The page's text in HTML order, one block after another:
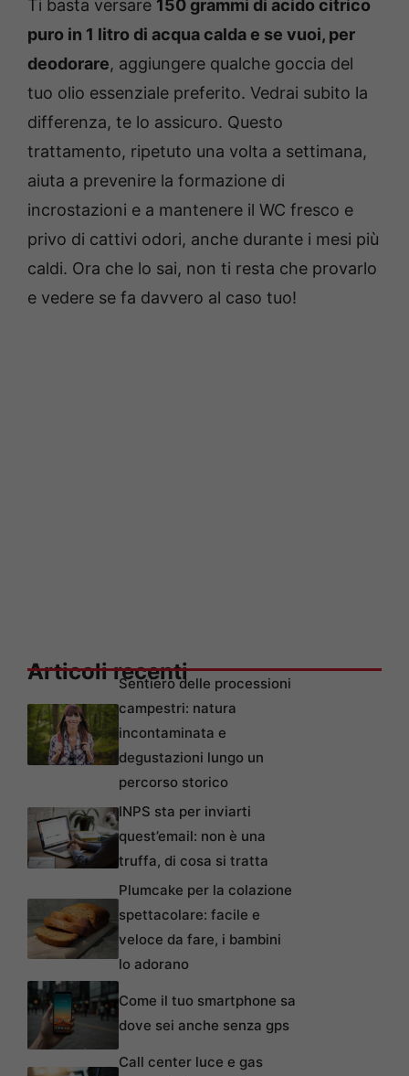
Ti basta versare 150 grammi di acido citrico
puro in 1 litro di acqua calda e se vuoi, per
deodorare, aggiungere qualche goccia del
tuo olio essenziale preferito. Vedrai subito la
differenza, te lo assicuro. Questo
trattamento, ripetuto una volta a settimana,
aiuta a prevenire la formazione di
incrostazioni e a mantenere il WC fresco e
privo di cattivi odori, anche durante i mesi più
caldi. Ora che lo sai, non ti resta che provarlo
e vedere se fa davvero al caso tuo!
Articoli recentiSentiero delle processioni
campestri: natura
incontaminata e
degustazioni lungo un
percorso storico
INPS sta per inviarti
quest’email: non è una
truffa, di cosa si tratta
Plumcake per la colazione
spettacolare: facile e
veloce da fare, i bambini
lo adorano
Come il tuo smartphone sa
dove sei anche senza gps
Call center luce e gas